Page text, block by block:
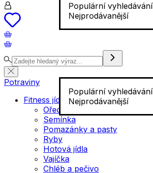
Populární vyhledávání
Nejprodávanější
Populární vyhledávání
Nejprodávanější
Potraviny
Fitness jídlo
Ořechy
Semínka
Pomazánky a pasty
Ryby
Hotová jídla
Vajíčka
Chléb a pečivo